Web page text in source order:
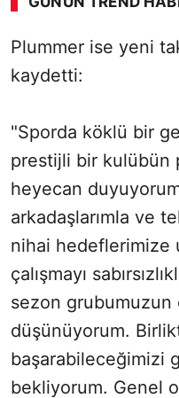
Plummer ise yeni
kaydetti:
"Sporda köklü bir
prestijli bir kulübün
heyecan
arkadaşlarımla ve
nihai hedeflerimize
çalışmayı
sezon grubumuzun
düşünüyorum.
başarabileceğimizi
bekliyorum. Genel